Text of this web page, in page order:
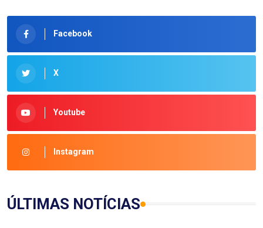
Facebook
X
Youtube
Instagram
ÚLTIMAS NOTÍCIAS